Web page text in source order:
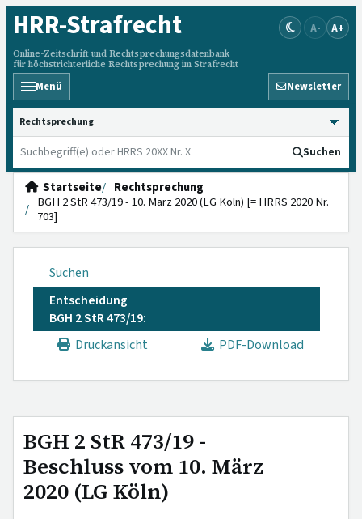
HRR-Strafrecht
Online-Zeitschrift und Rechtsprechungsdatenbank
für höchstrichterliche Rechtsprechung im Strafrecht
A- A+
Menü Newsletter
HRRS durchsuchen
Suchen
Startseite
Rechtsprechung
BGH 2 StR 473/19 - 10. März 2020 (LG Köln) [= HRRS 2020 Nr.
703]
Suchen
Entscheidung
BGH 2 StR 473/19:
Druckansicht
PDF-Download
BGH 2 StR 473/19 -
Beschluss vom 10. März
2020 (LG Köln)